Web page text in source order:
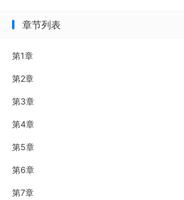
章节列表
第1章
第2章
第3章
第4章
第5章
第6章
第7章